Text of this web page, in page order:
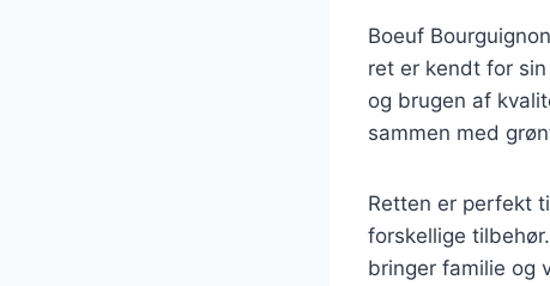
Boeuf
ret er kendt for
og brugen af
sammen med
Retten er perfekt
forskellige
bringer familie og